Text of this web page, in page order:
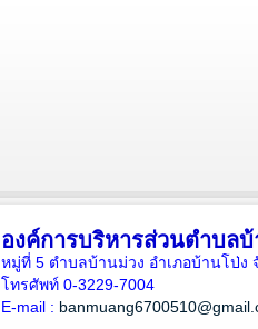
องค์การบริหารส่วนตำบล
หมู่ที่ 5 ตำบลบ้านม่วง อำเภอบ้านโป่ง
โทรศัพท์ 0-3229-7004
E-mail :